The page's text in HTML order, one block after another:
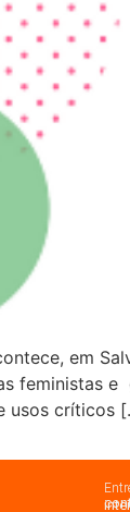
em
feministas
usos críticos